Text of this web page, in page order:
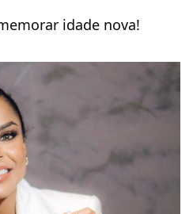
idade nova!